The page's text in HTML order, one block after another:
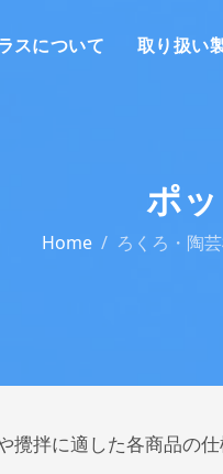
スについて 取り扱い
ポ
Home ろくろ・陶
拌に適した各商品の仕